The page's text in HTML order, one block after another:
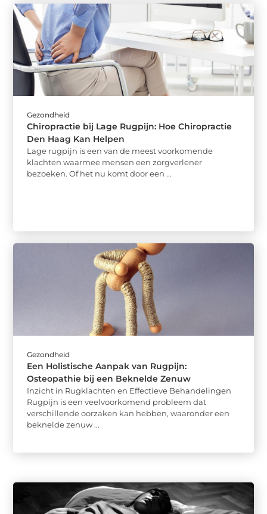
Gezondheid
Chiropractie bij Lage Rugpijn: Hoe Chiropractie
Den Haag Kan Helpen
Lage rugpijn is een van de meest voorkomende
klachten waarmee mensen een zorgverlener
bezoeken. Of het nu komt door een ...
Gezondheid
Een Holistische Aanpak van Rugpijn:
Osteopathie bij een Beknelde Zenuw
Inzicht in Rugklachten en Effectieve Behandelingen
Rugpijn is een veelvoorkomend probleem dat
verschillende oorzaken kan hebben, waaronder een
beknelde zenuw ...